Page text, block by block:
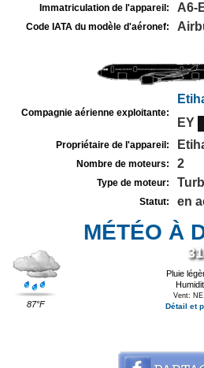
Immatriculation de l'appareil: A6-
Code IATA du modèle d'aéronef:
Compagnie aérienne exploitante:
EY
Propriétaire de l'appareil:
Nombre de moteurs: 2
Type de moteur:
Statut: en
MÉTÉO À
87°F
Pluie
Vent:
Détail et